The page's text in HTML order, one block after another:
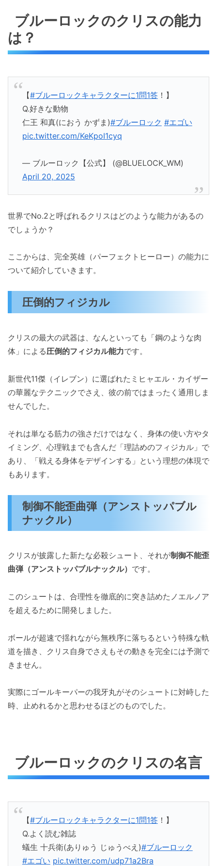
ブルーロックのクリスの能力
は？
【#ブルーロックキャラクターに1問1答！】
Q.好きな動物
仁王 和真(におう かずま)#ブルーロック #エゴい
pic.twitter.com/KeKpoI1cyq
— ブルーロック【公式】 (@BLUELOCK_WM)
April 20, 2025
世界でNo.2と呼ばれるクリスはどのような能力があるの
でしょうか？
ここからは、完全英雄（パーフェクトヒーロー）の能力に
ついて紹介していきます。
圧倒的フィジカル
クリスの最大の武器は、なんといっても「鋼のような肉
体」による圧倒的フィジカル能力です。
新世代11傑（イレブン）に選ばれたミヒャエル・カイザー
の華麗なテクニックでさえ、彼の前ではまったく通用しま
せんでした。
それは単なる筋力の強さだけではなく、身体の使い方やタ
イミング、心理戦までも含んだ「理詰めのフィジカル」で
あり、「戦える身体をデザインする」という理想の体現で
もあります。
制御不能歪曲弾（アンストッパブル
ナックル）
クリスが披露した新たな必殺シュート、それが制御不能歪
曲弾（アンストッパブルナックル） です。
このシュートは、合理性を徹底的に突き詰めたノエルノア
を超えるために開発しました。
ボールが超速で揺れながら無秩序に落ちるという特殊な軌
道を描き、クリス自身でさえもその動きを完全には予測で
きません。
実際にゴールキーパーの我牙丸がそのシュートに対峙した
時、止めれるかと思わせるほどのものでした。
ブルーロックのクリスの名言
【#ブルーロックキャラクターに1問1答！】
Q.よく読む雑誌
蟻生 十兵衛(ありゅう じゅうべえ)#ブルーロック
#エゴい pic.twitter.com/udp71a2Bra